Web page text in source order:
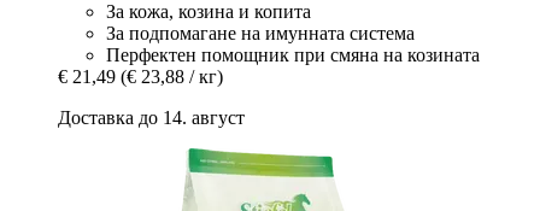
За кожа, козина и копита
За подпомагане на имунната система
Перфектен помощник при смяна на козината
€ 21,49 (€ 23,88 / кг)
Доставка до 14. август